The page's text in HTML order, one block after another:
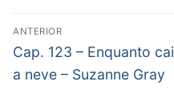
Navegação
de
Post
ANTERIOR
Post
anterior:
Cap. 123 – Enquanto cai
a neve – Suzanne Gray